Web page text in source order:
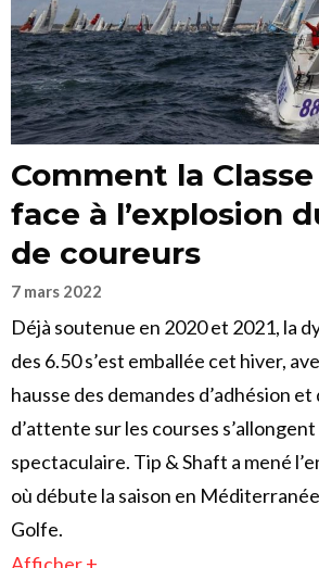
Comment la
face à l’explosion
de coureurs
7 mars 2022
Déjà soutenue en 2020 et 2021, la
des 6.50 s’est emballée cet hiver,
hausse des demandes d’adhésion et
d’attente sur les courses
spectaculaire. Tip & Shaft a mené
où débute la saison en
Golfe.